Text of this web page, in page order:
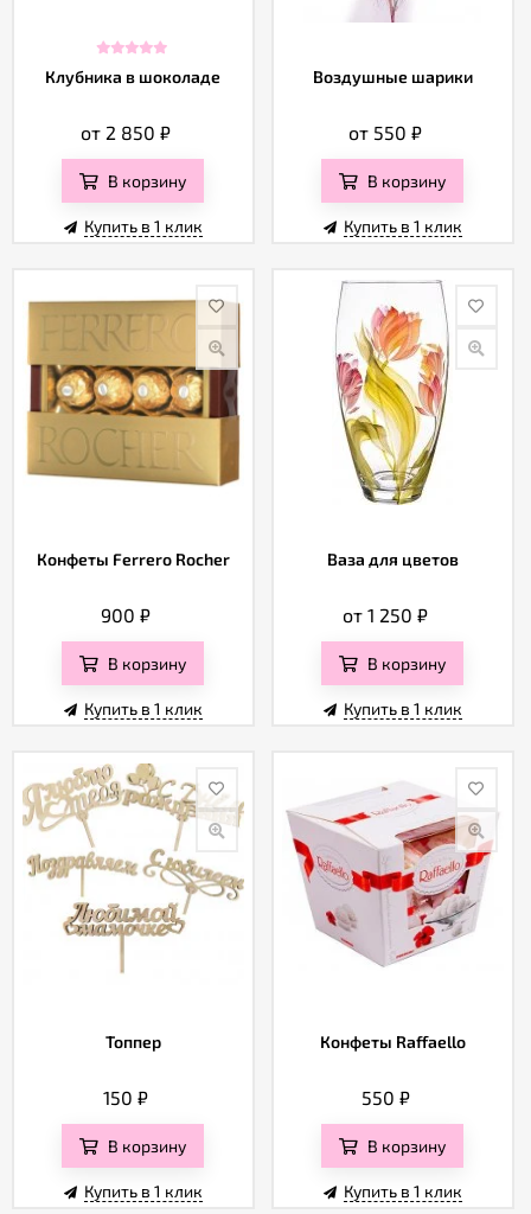
Клубника в шоколаде
от 2 850₽
В корзину
Купить в 1 клик
Воздушные шарики
от 550₽
В корзину
Купить в 1 клик
Конфеты Ferrero Rocher
900₽
В корзину
Купить в 1 клик
Ваза для цветов
от 1 250₽
В корзину
Купить в 1 клик
Топпер
150₽
В корзину
Купить в 1 клик
Конфеты Raffaello
550 ₽
В корзину
Купить в 1 клик